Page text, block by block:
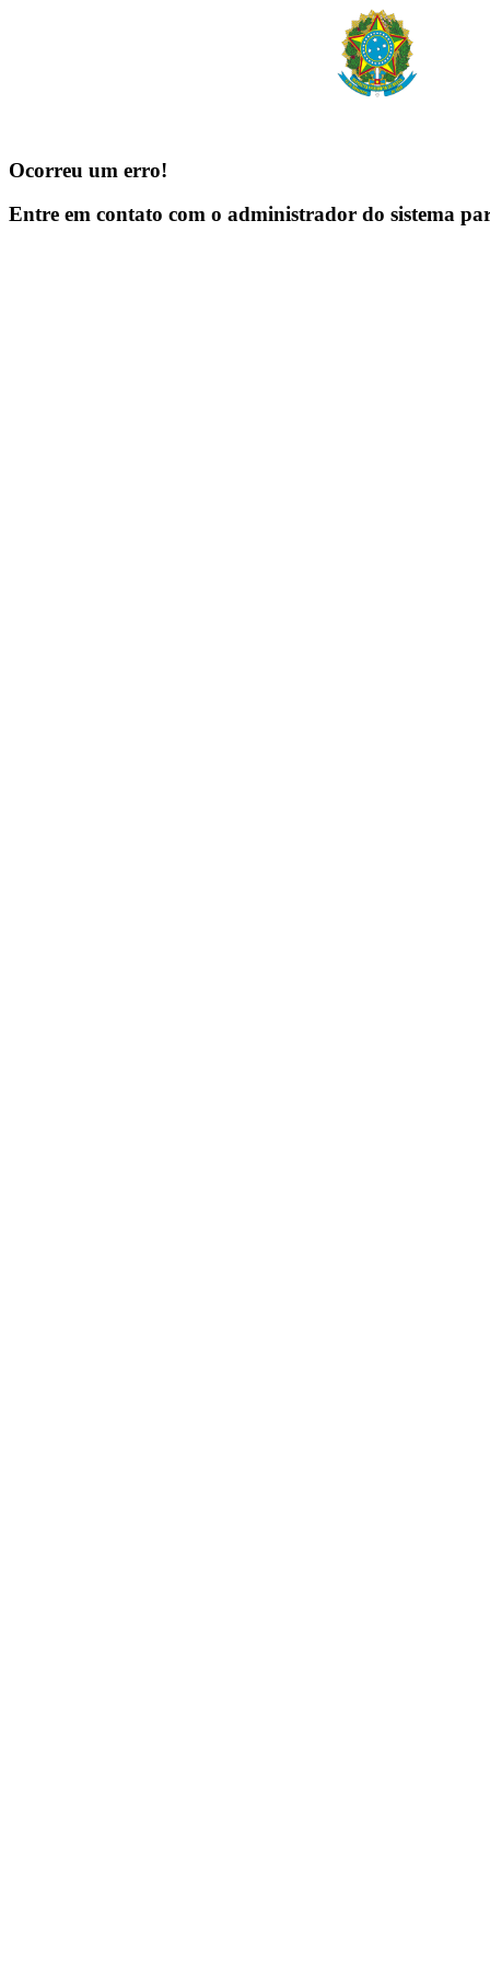
Ocorreu um erro!
Entre em contato com o administrador do sistema